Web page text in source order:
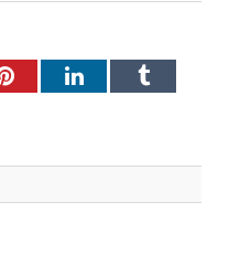
PinterestLinkedInTumblr